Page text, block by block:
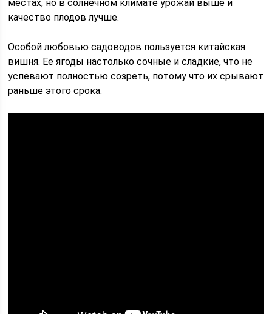
местах, но в солнечном климате урожай выше и
качество плодов лучше.
Особой любовью садоводов пользуется китайская
вишня. Ее ягоды настолько сочные и сладкие, что не
успевают полностью созреть, потому что их срывают
раньше этого срока.